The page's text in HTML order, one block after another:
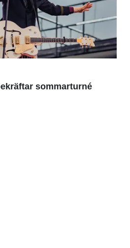
sommarturné